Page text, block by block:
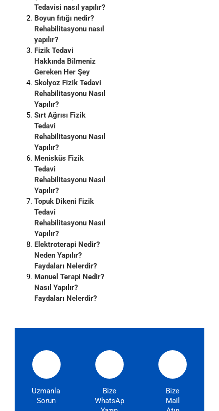
Tedavisi nasıl yapılır?
Boyun fıtığı nedir?
Rehabilitasyonu nasıl
yapılır?
Fizik Tedavi
Hakkında Bilmeniz
Gereken Her Şey
Skolyoz Fizik Tedavi
Rehabilitasyonu Nasıl
Yapılır?
Sırt Ağrısı Fizik
Tedavi
Rehabilitasyonu Nasıl
Yapılır?
Menisküs Fizik
Tedavi
Rehabilitasyonu Nasıl
Yapılır?
Topuk Dikeni Fizik
Tedavi
Rehabilitasyonu Nasıl
Yapılır?
Elektroterapi Nedir?
Neden Yapılır?
Faydaları Nelerdir?
Manuel Terapi Nedir?
Nasıl Yapılır?
Faydaları Nelerdir?
Uzmanlarımıza
Sorun
Bize
WhatsApp'dan
Bize
Mail